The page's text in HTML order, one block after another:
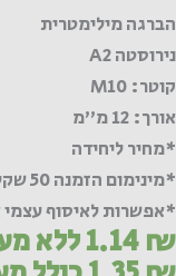
הברגה מילימטרית
נירוסטה A2
קוטר: M10
אורך: 12 מ"מ
*מחיר ליחידה
*מינימום הזמנה 50 שקלים
*אפשרות לאיסוף עצמי
1.14₪ ללא